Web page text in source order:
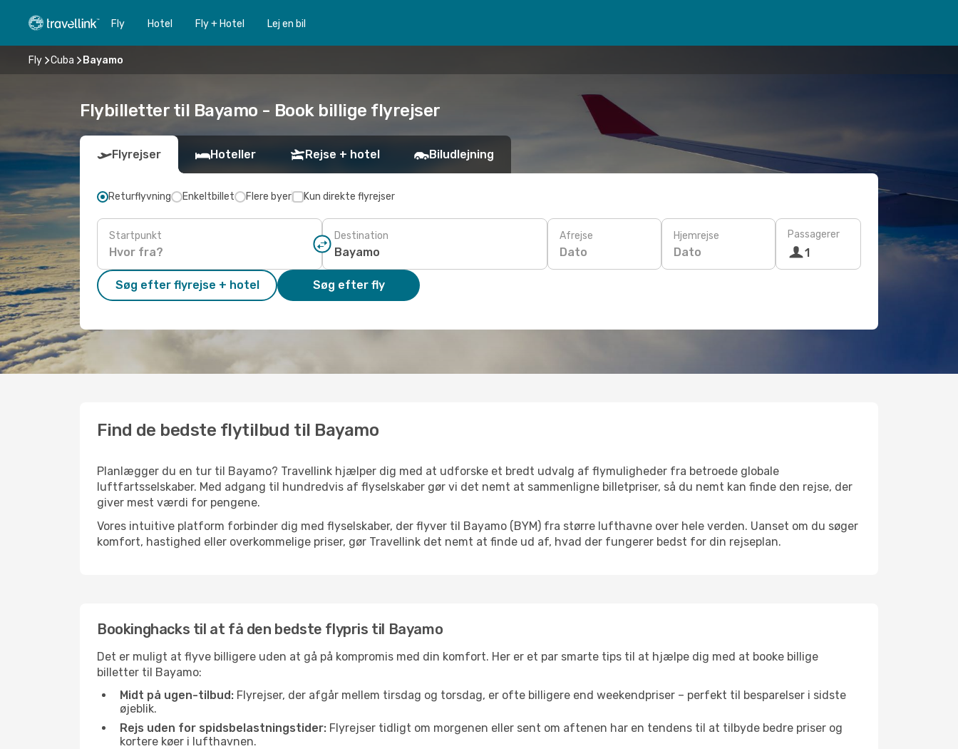
Fly Hotel Fly + Hotel Lej en bil
Fly Cuba Bayamo
Flybilletter til Bayamo - Book billige flyrejser
Flyrejser Hoteller Rejse + hotel Biludlejning
Returflyvning Enkeltbillet Flere byer Kun direkte flyrejser
Startpunkt Destination Afrejse
Dato
Hjemrejse
Dato
Passagerer
1
Søg efter flyrejse + hotel Søg efter fly
Find de bedste flytilbud til Bayamo
Planlægger du en tur til Bayamo? Travellink hjælper dig med at udforske et bredt udvalg af flymuligheder fra betroede globale
luftfartsselskaber. Med adgang til hundredvis af flyselskaber gør vi det nemt at sammenligne billetpriser, så du nemt kan finde den rejse, der
giver mest værdi for pengene.
Vores intuitive platform forbinder dig med flyselskaber, der flyver til Bayamo (BYM) fra større lufthavne over hele verden. Uanset om du søger
komfort, hastighed eller overkommelige priser, gør Travellink det nemt at finde ud af, hvad der fungerer bedst for din rejseplan.
Bookinghacks til at få den bedste flypris til Bayamo
Det er muligt at flyve billigere uden at gå på kompromis med din komfort. Her er et par smarte tips til at hjælpe dig med at booke billige
billetter til Bayamo:
Midt på ugen-tilbud: Flyrejser, der afgår mellem tirsdag og torsdag, er ofte billigere end weekendpriser – perfekt til besparelser i sidste
øjeblik.
Rejs uden for spidsbelastningstider: Flyrejser tidligt om morgenen eller sent om aftenen har en tendens til at tilbyde bedre priser og
kortere køer i lufthavnen.